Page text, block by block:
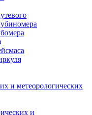
и метеорологических
и